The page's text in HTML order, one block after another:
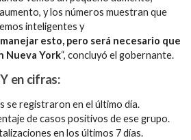
y los números muestran que
inteligentes y
esto, pero será necesario que
Nueva York“, concluyó el gobernante.
en cifras:
se registraron en el último día.
de casos positivos de ese grupo.
en los últimos 7 días.